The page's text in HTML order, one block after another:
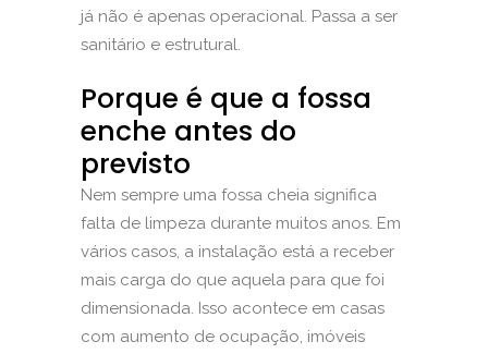
já não é apenas operacional. Passa a ser
sanitário e estrutural.
Porque é que a fossa
enche antes do
previsto
Nem sempre uma fossa cheia significa
falta de limpeza durante muitos anos. Em
vários casos, a instalação está a receber
mais carga do que aquela para que foi
dimensionada. Isso acontece em casas
com aumento de ocupação, imóveis